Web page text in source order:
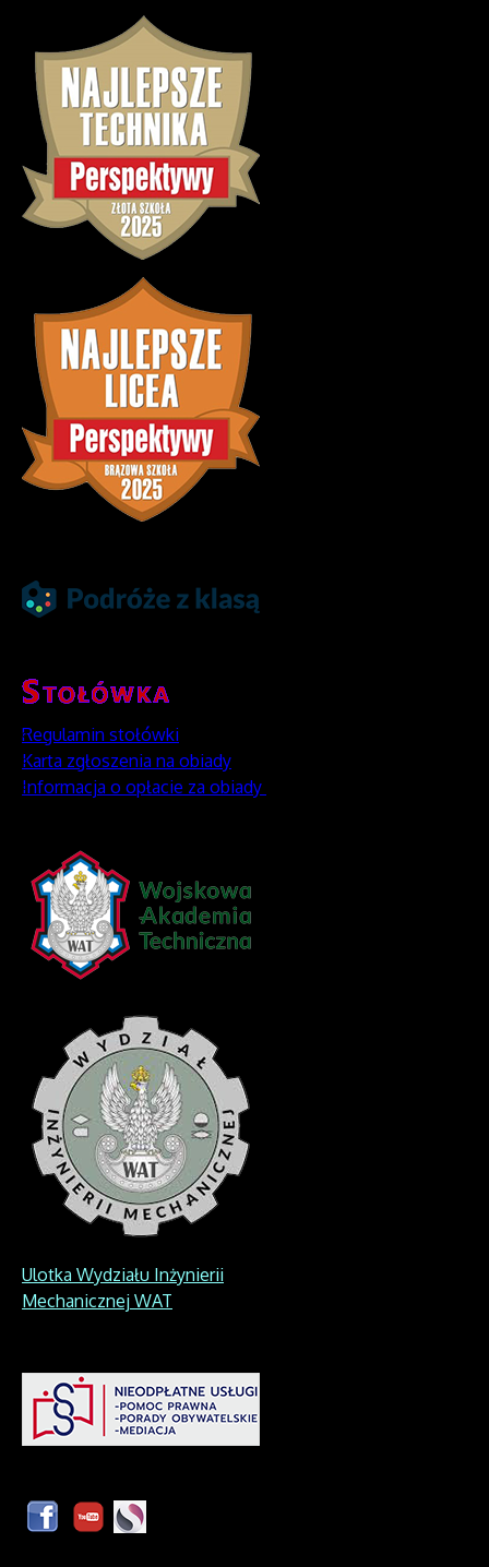
Regulamin stołówki
Karta zgłoszenia na obiady
Informacja o opłacie za obiady
Ulotka Wydziału Inżynierii
Mechanicznej WAT